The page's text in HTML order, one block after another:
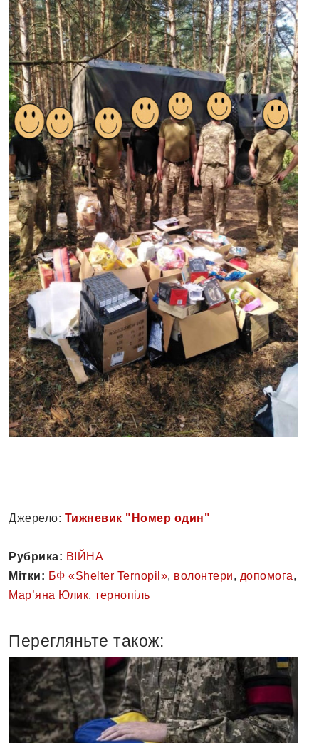
Джерело: Тижневик "Номер один"
Рубрика: ВІЙНА
Мітки: БФ «Shelter Ternopil», волонтери, допомога,
Мар’яна Юлик, тернопіль
Перегляньте також: